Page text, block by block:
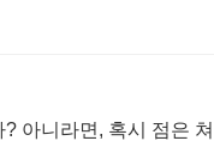
아니라면, 혹시 점은